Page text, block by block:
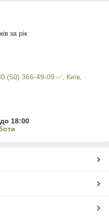
за рік
(50) 366-49-09 ✅, Київ,
18:00